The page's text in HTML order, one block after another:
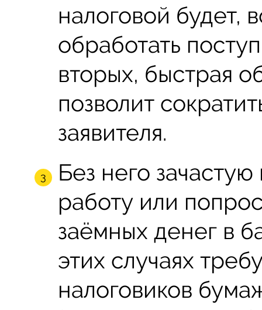
налоговой будет,
обработать
вторых, быстрая
позволит
заявителя.
Без него
работу или
заёмных денег в
этих случаях
налоговиков